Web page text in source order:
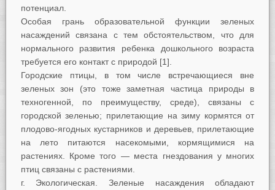
потенциал.
Особая грань образовательной функции зеленых
насаждений связана с тем обстоятельством, что для
нормального развития ребенка дошкольного возраста
требуется его контакт с природой [1].
Городские птицы, в том числе встречающиеся вне
зеленых зон (это тоже заметная частица природы в
техногенной, по преимуществу, среде), связаны с
городской зеленью; прилетающие на зиму кормятся от
плодово-ягодных кустарников и деревьев, прилетающие
на лето питаются насекомыми, кормящимися на
растениях. Кроме того — места гнездования у многих
птиц связаны с растениями.
г. Экологическая. Зеленые насаждения обладают